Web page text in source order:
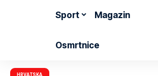
Sport Magazin
Osmrtnice
HRVATSKA